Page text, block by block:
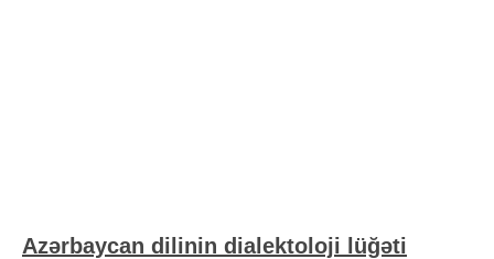
Azərbaycan dilinin dialektoloji lüğəti